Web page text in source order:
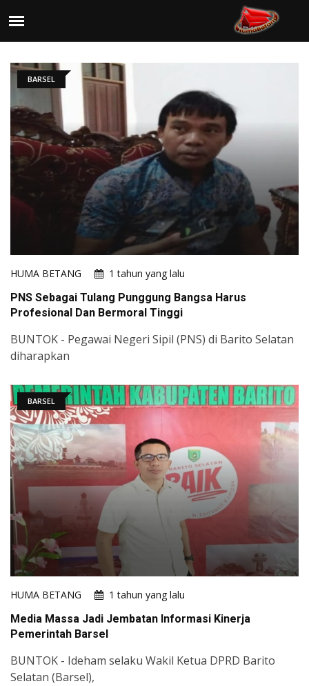
BARSEL
HUMA BETANG
1 tahun yang lalu
PNS Sebagai Tulang Punggung Bangsa Harus
Profesional Dan Bermoral Tinggi
BUNTOK - Pegawai Negeri Sipil (PNS) di Barito Selatan
diharapkan
BARSEL
HUMA BETANG
1 tahun yang lalu
Media Massa Jadi Jembatan Informasi Kinerja
Pemerintah Barsel
BUNTOK - Ideham selaku Wakil Ketua DPRD Barito
Selatan (Barsel),